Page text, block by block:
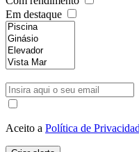
Em destaque
Aceito a Política de